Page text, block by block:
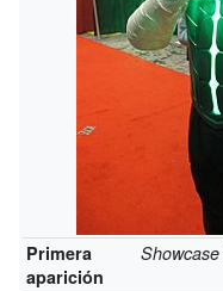
Primera
aparición
Showcase